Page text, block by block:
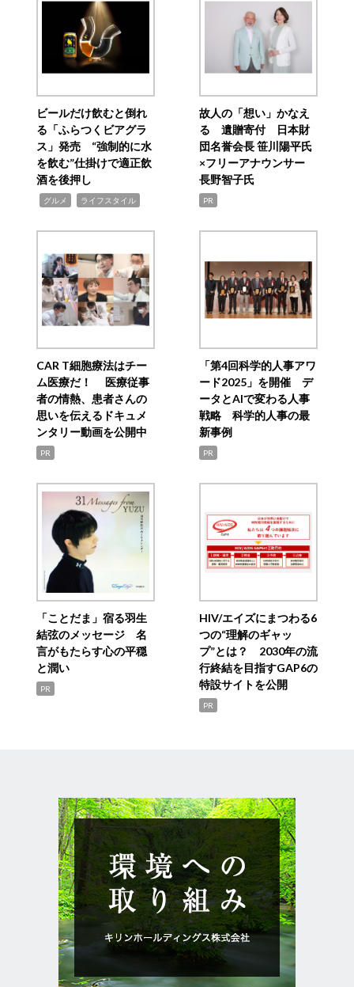
ビールだけ飲むと倒れ
る「ふらつくビアグラ
ス」発売 “強制的に水
を飲む”仕掛けで適正飲
酒を後押し
グルメ ライフスタイル
故人の「想い」かなえ
る 遺贈寄付 日本財
団名誉会長 笹川陽平氏
×フリーアナウンサー
長野智子氏
PR
CAR T細胞療法はチー
ム医療だ！ 医療従事
者の情熱、患者さんの
思いを伝えるドキュメ
ンタリー動画を公開中
PR
「第4回科学的人事アワ
ード2025」を開催 デ
ータとAIで変わる人事
戦略 科学的人事の最
新事例
PR
「ことだま」宿る羽生
結弦のメッセージ 名
言がもたらす心の平穏
と潤い
PR
HIV/エイズにまつわる6
つの“理解のギャッ
プ”とは？ 2030年の流
行終結を目指すGAP6の
特設サイトを公開
PR